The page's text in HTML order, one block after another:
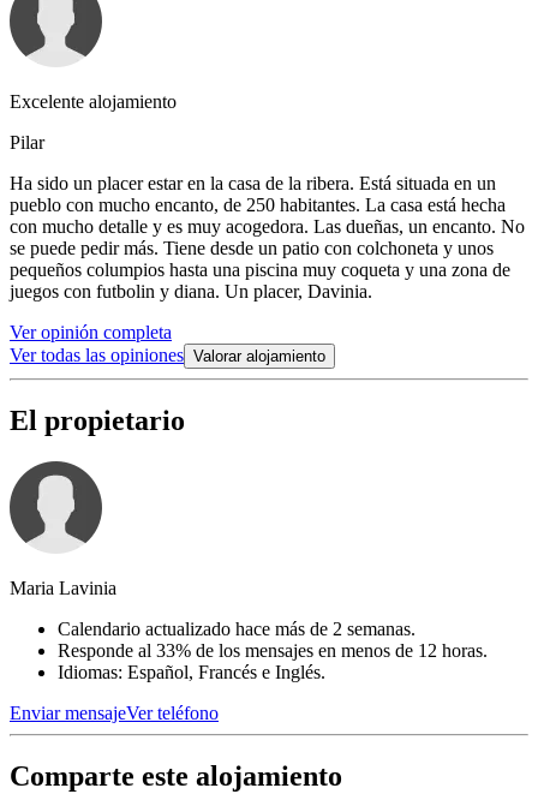
Excelente alojamiento
Pilar
Ha sido un placer estar en la casa de la ribera. Está situada en un
pueblo con mucho encanto, de 250 habitantes. La casa está hecha
con mucho detalle y es muy acogedora. Las dueñas, un encanto. No
se puede pedir más. Tiene desde un patio con colchoneta y unos
pequeños columpios hasta una piscina muy coqueta y una zona de
juegos con futbolin y diana. Un placer, Davinia.
Ver opinión completa
Ver todas las opiniones Valorar alojamiento
El propietario
Maria Lavinia
Calendario actualizado hace más de 2 semanas.
Responde al 33% de los mensajes en menos de 12 horas.
Idiomas: Español, Francés e Inglés.
Enviar mensajeVer teléfono
Comparte este alojamiento